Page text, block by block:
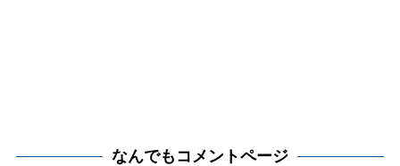
なんでもコメントページ